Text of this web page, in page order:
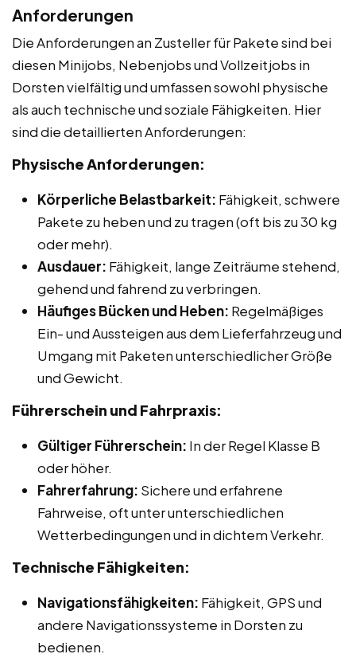
Anforderungen
Die Anforderungen an Zusteller für Pakete sind bei
diesen Minijobs, Nebenjobs und Vollzeitjobs in
Dorsten vielfältig und umfassen sowohl physische
als auch technische und soziale Fähigkeiten. Hier
sind die detaillierten Anforderungen:
Physische Anforderungen:
Körperliche Belastbarkeit: Fähigkeit, schwere
Pakete zu heben und zu tragen (oft bis zu 30 kg
oder mehr).
Ausdauer: Fähigkeit, lange Zeiträume stehend,
gehend und fahrend zu verbringen.
Häufiges Bücken und Heben: Regelmäßiges
Ein- und Aussteigen aus dem Lieferfahrzeug und
Umgang mit Paketen unterschiedlicher Größe
und Gewicht.
Führerschein und Fahrpraxis:
Gültiger Führerschein: In der Regel Klasse B
oder höher.
Fahrerfahrung: Sichere und erfahrene
Fahrweise, oft unter unterschiedlichen
Wetterbedingungen und in dichtem Verkehr.
Technische Fähigkeiten:
Navigationsfähigkeiten: Fähigkeit, GPS und
andere Navigationssysteme in Dorsten zu
bedienen.